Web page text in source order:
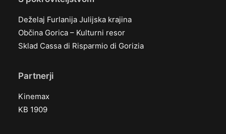
Deželaj Furlanija Julijska krajina
Občina Gorica – Kulturni resor
Sklad Cassa di Risparmio di Gorizia
Partnerji
Kinemax
KB 1909